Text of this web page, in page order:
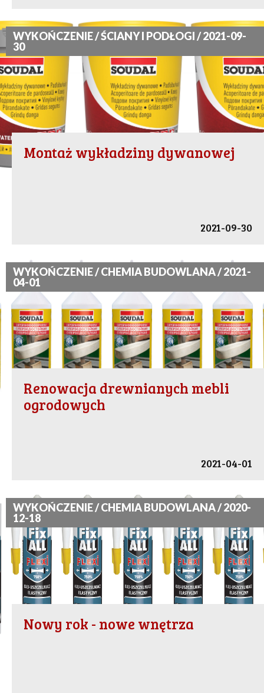
WYKOŃCZENIE / ŚCIANY I PODŁOGI / 2021-09-
30
Montaż wykładziny dywanowej
2021-09-30
WYKOŃCZENIE / CHEMIA BUDOWLANA / 2021-
04-01
Renowacja drewnianych mebli
ogrodowych
2021-04-01
WYKOŃCZENIE / CHEMIA BUDOWLANA / 2020-
12-18
Nowy rok - nowe wnętrza